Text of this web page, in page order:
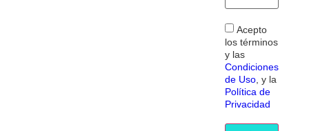
Acepto
los términos
y las
Condiciones
de Uso, y la
Política de
Privacidad